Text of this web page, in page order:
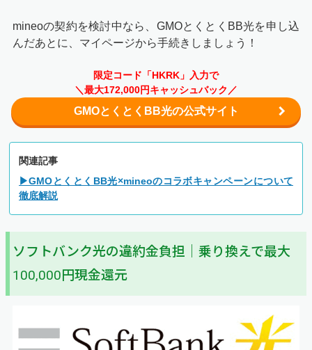
mineoの契約を検討中なら、GMOとくとくBB光を申し込
んだあとに、マイページから手続きしましょう！
限定コード「HKRK」入力で
＼最大172,000円キャッシュバック／
GMOとくとくBB光の公式サイト
関連記事
▶GMOとくとくBB光×mineoのコラボキャンペーンについて
徹底解説
ソフトバンク光の違約金負担｜乗り換えで最大
100,000円現金還元